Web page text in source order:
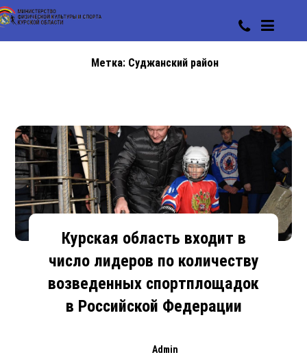
Метка: Суджанский район
Курская область входит в
число лидеров по количеству
возведенных спортплощадок
в Российской Федерации
Admin